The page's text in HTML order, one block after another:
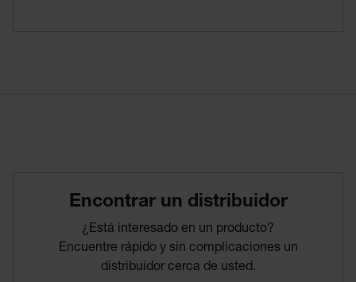
Encontrar­ un­ distribuidor
¿Está interesado en un producto?
Encuentre rápido y sin complicaciones un
distribuidor cerca de usted.